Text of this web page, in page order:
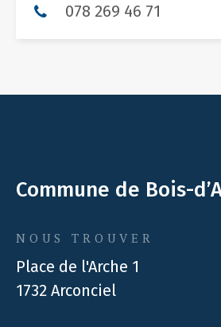
078 269 46 71
Commune de Bois-
NOUS TROUVER
Place de l'Arche 1
1732 Arconciel